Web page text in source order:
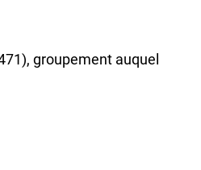
groupement auquel